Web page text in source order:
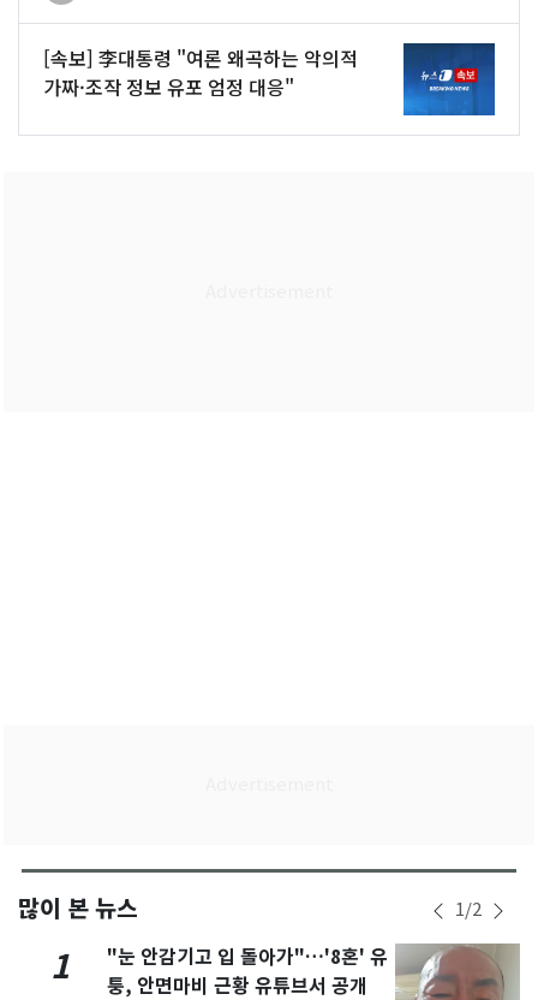
[속보] 李대통령 "여론 왜곡하는 악의적
가짜·조작 정보 유포 엄정 대응"
많이 본 뉴스 1/2
1
"눈 안감기고 입 돌아가"…'8혼' 유
퉁, 안면마비 근황 유튜브서 공개